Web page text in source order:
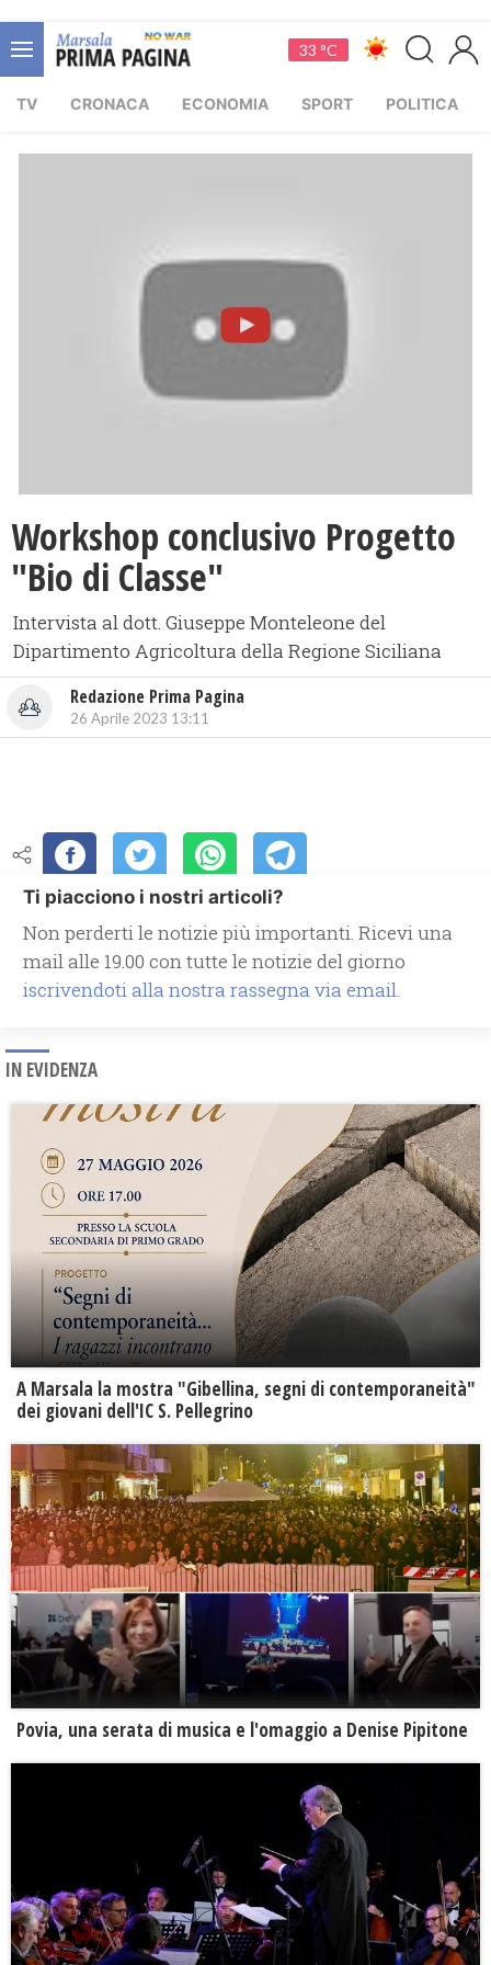
33 °C
TV CRONACA ECONOMIA SPORT POLITICA
Workshop conclusivo Progetto
"Bio di Classe"
Intervista al dott. Giuseppe Monteleone del
Dipartimento Agricoltura della Regione Siciliana
Redazione Prima Pagina
26 Aprile 2023 13:11
Ti piacciono i nostri articoli?
Non perderti le notizie più importanti. Ricevi una
mail alle 19.00 con tutte le notizie del giorno
iscrivendoti alla nostra rassegna via email.
IN EVIDENZA
A Marsala la mostra "Gibellina, segni di contemporaneità"
dei giovani dell'IC S. Pellegrino
Povia, una serata di musica e l'omaggio a Denise Pipitone